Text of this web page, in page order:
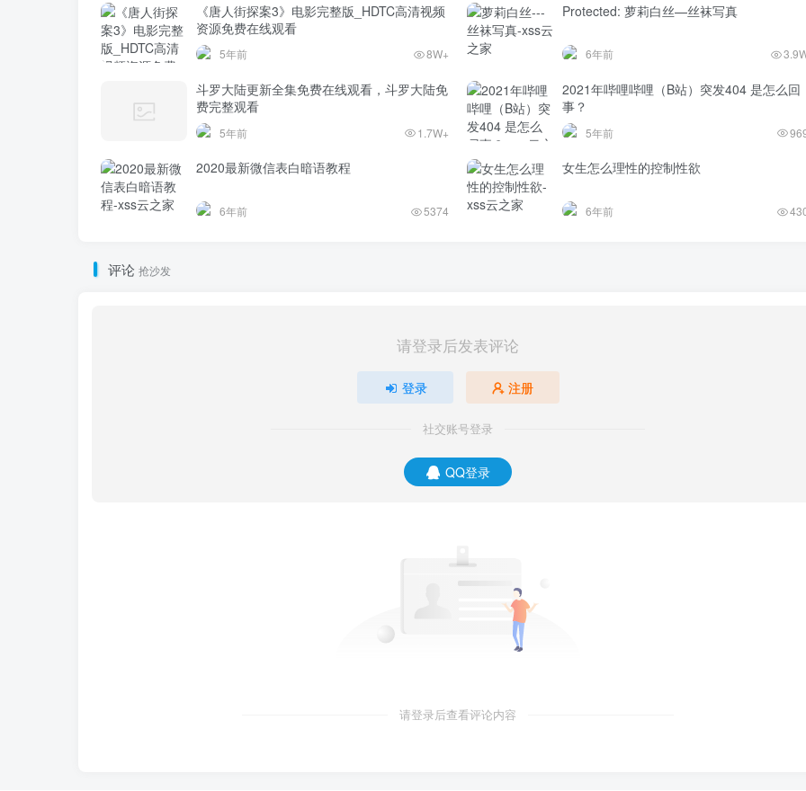
《唐人街探案3》电影完整版_HDTC高清视频
资源免费在线观看
5年前 8W+
Protected: 萝莉白丝—丝袜写真
6年前
斗罗大陆更新全集免费在线观看，斗罗大陆免
费完整观看
5年前 1.7W+
2021年哔哩哔哩（B站）突发404 是怎么回
事？
5年前
2020最新微信表白暗语教程
6年前 5374
女生怎么理性的控制性欲
6年前
评论 抢沙发
请登录后发表评论
登录 注册
社交账号登录
QQ登录
请登录后查看评论内容